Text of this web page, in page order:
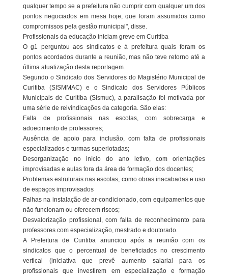
qualquer tempo se a prefeitura não cumprir com qualquer um dos
pontos negociados em mesa hoje, que foram assumidos como
compromissos pela gestão municipal", disse.
Profissionais da educação iniciam greve em Curitiba
O g1 perguntou aos sindicatos e à prefeitura quais foram os
pontos acordados durante a reunião, mas não teve retorno até a
última atualização desta reportagem.
Segundo o Sindicato dos Servidores do Magistério Municipal de
Curitiba (SISMMAC) e o Sindicato dos Servidores Públicos
Municipais de Curitiba (Sismuc), a paralisação foi motivada por
uma série de reivindicações da categoria. São elas:
Falta de profissionais nas escolas, com sobrecarga e
adoecimento de professores;
Ausência de apoio para inclusão, com falta de profissionais
especializados e turmas superlotadas;
Desorganização no início do ano letivo, com orientações
improvisadas e aulas fora da área de formação dos docentes;
Problemas estruturais nas escolas, como obras inacabadas e uso
de espaços improvisados
Falhas na instalação de ar-condicionado, com equipamentos que
não funcionam ou oferecem riscos;
Desvalorização profissional, com falta de reconhecimento para
professores com especialização, mestrado e doutorado.
A Prefeitura de Curitiba anunciou após a reunião com os
sindicatos que o percentual de beneficiados no crescimento
vertical (iniciativa que prevê aumento salarial para os
profissionais que investirem em especialização e formação